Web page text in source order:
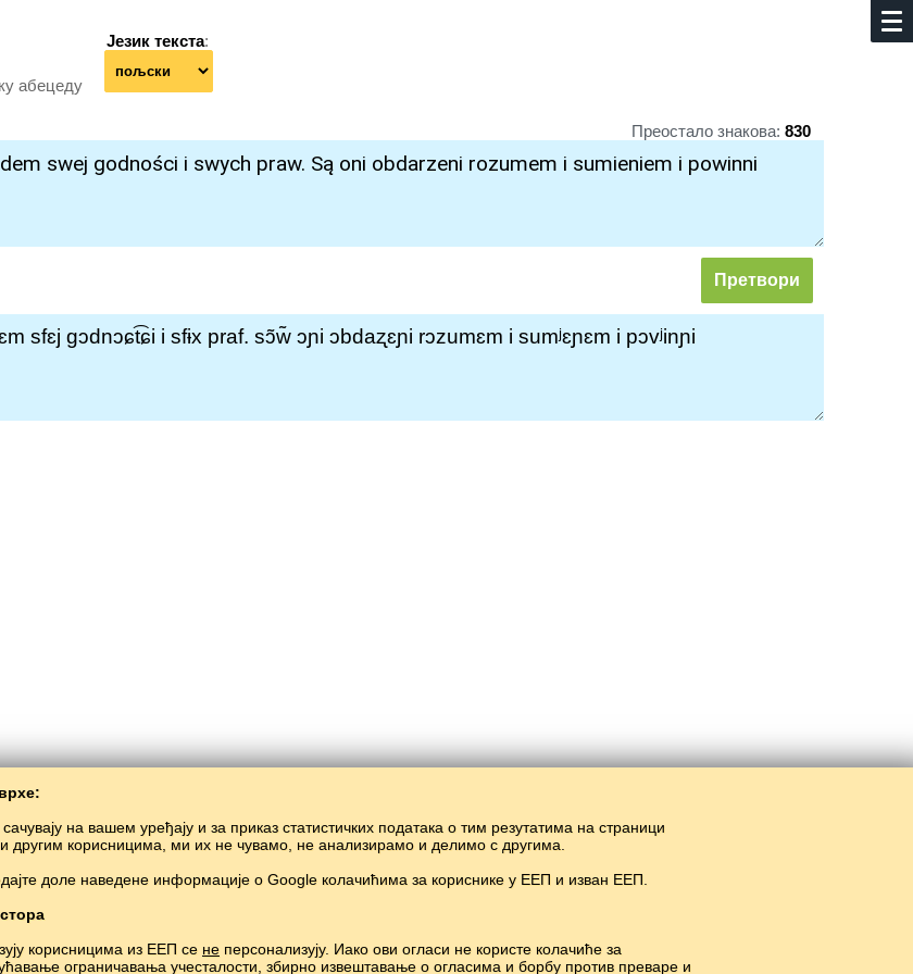
абецеду
Језик текста:
Преостало знакова: 830
сачувају на вашем уређају и за приказ статистичких података о тим резутатима на страници
другим корисницима, ми их не чувамо, не анализирамо и делимо с другима.
доле наведене информације о Google колачићима за кориснике у ЕЕП и изван ЕЕП.
корисницима из ЕЕП се не персонализују. Иако ови огласи не користе колачиће за
ограничавања учесталости, збирно извештавање о огласима и борбу против преваре и